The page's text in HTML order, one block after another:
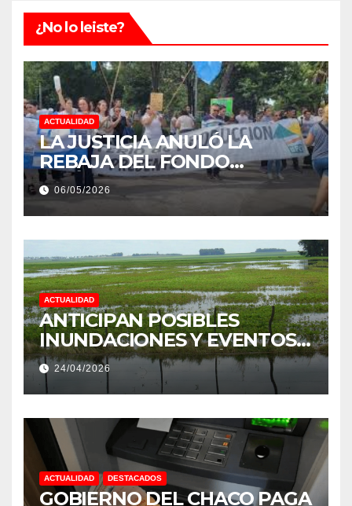
¿No lo leiste?
ACTUALIDAD
LA JUSTICIA ANULÓ LA
REBAJA DEL FONDO
ESTÍMULO A EMPLEADOS DE
PRODUCCIÓN DE LA
PROVINCIA DEL CHACO
06/05/2026
ACTUALIDAD
ANTICIPAN POSIBLES
INUNDACIONES Y EVENTOS
EXTREMOS: “PODRÍA SER UN
NIÑO MUY IMPORTANTE”
24/04/2026
ACTUALIDAD DESTACADOS
GOBIERNO DEL CHACO PAGA